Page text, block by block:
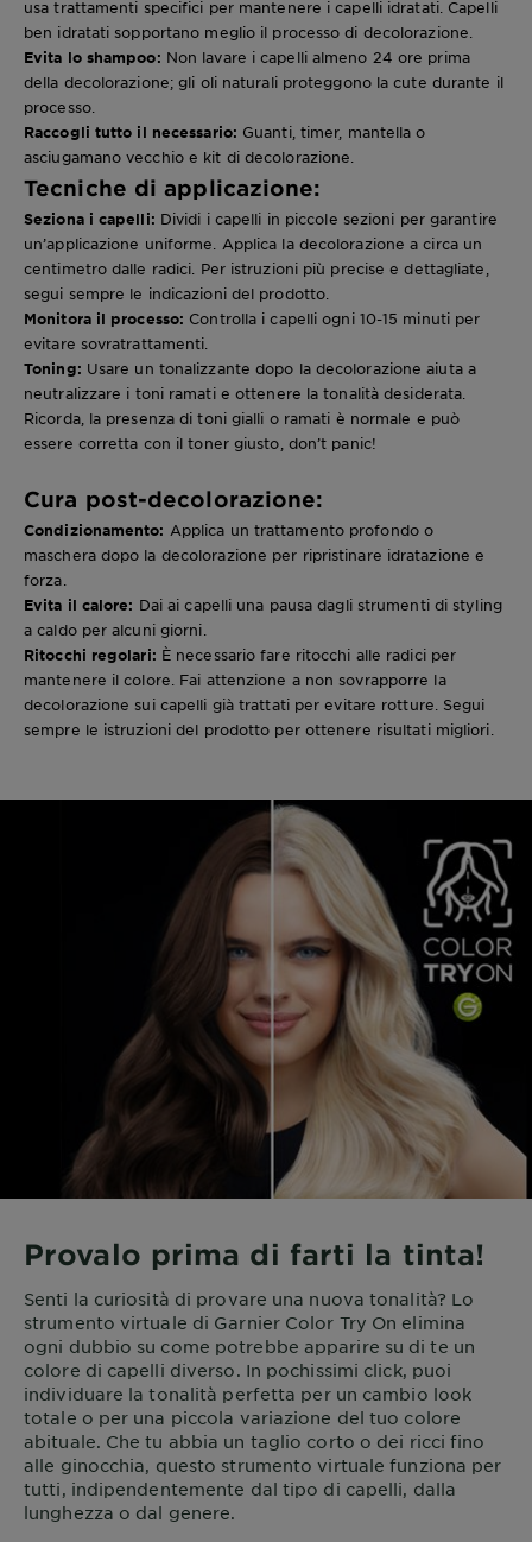
usa trattamenti specifici per mantenere i capelli idratati. Capelli
ben idratati sopportano meglio il processo di decolorazione.
Evita lo shampoo: Non lavare i capelli almeno 24 ore prima
della decolorazione; gli oli naturali proteggono la cute durante il
processo.
Raccogli tutto il necessario: Guanti, timer, mantella o
asciugamano vecchio e kit di decolorazione.
Tecniche di applicazione:
Seziona i capelli: Dividi i capelli in piccole sezioni per garantire
un’applicazione uniforme. Applica la decolorazione a circa un
centimetro dalle radici. Per istruzioni più precise e dettagliate,
segui sempre le indicazioni del prodotto.
Monitora il processo: Controlla i capelli ogni 10-15 minuti per
evitare sovratrattamenti.
Toning: Usare un tonalizzante dopo la decolorazione aiuta a
neutralizzare i toni ramati e ottenere la tonalità desiderata.
Ricorda, la presenza di toni gialli o ramati è normale e può
essere corretta con il toner giusto, don’t panic!
Cura post-decolorazione:
Condizionamento: Applica un trattamento profondo o
maschera dopo la decolorazione per ripristinare idratazione e
forza.
Evita il calore: Dai ai capelli una pausa dagli strumenti di styling
a caldo per alcuni giorni.
Ritocchi regolari: È necessario fare ritocchi alle radici per
mantenere il colore. Fai attenzione a non sovrapporre la
decolorazione sui capelli già trattati per evitare rotture. Segui
sempre le istruzioni del prodotto per ottenere risultati migliori.
Provalo prima di farti la tinta!
Senti la curiosità di provare una nuova tonalità? Lo
strumento virtuale di Garnier Color Try On elimina
ogni dubbio su come potrebbe apparire su di te un
colore di capelli diverso. In pochissimi click, puoi
individuare la tonalità perfetta per un cambio look
totale o per una piccola variazione del tuo colore
abituale. Che tu abbia un taglio corto o dei ricci fino
alle ginocchia, questo strumento virtuale funziona per
tutti, indipendentemente dal tipo di capelli, dalla
lunghezza o dal genere.